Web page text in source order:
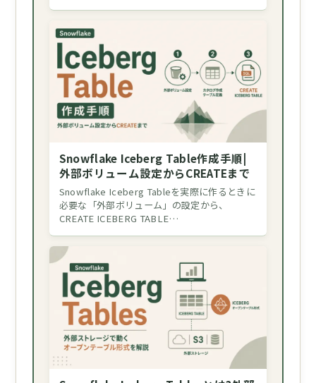
Snowflake Iceberg Table作成手順|
外部ボリューム設定からCREATEまで
Snowflake Iceberg Tableを実際に作るときに
必要な「外部ボリューム」の設定から、
CREATE ICEBERG TABLE…